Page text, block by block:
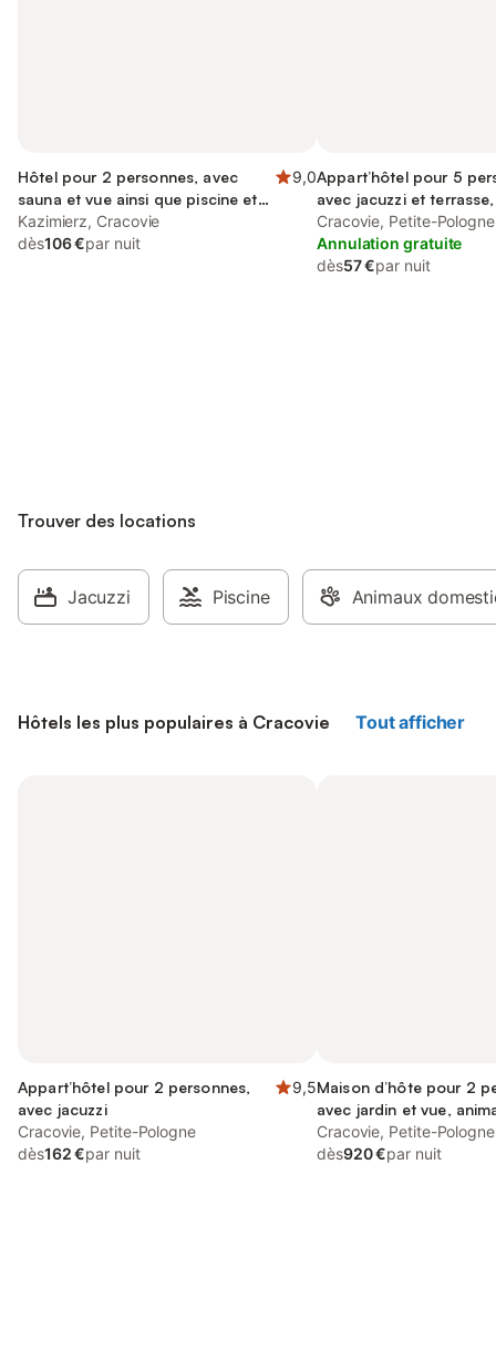
Hôtel pour 2 personnes, avec
sauna et vue ainsi que piscine et
terrasse
9,0
Kazimierz, Cracovie
dès106 €par nuit
Appart’hôtel pour 5
avec jacuzzi et
aux familles
Cracovie, Petite-Pologne
Annulation gratuite
dès57 €par nuit
Trouver des locations
Jacuzzi Piscine Animaux
Hôtels les plus populaires à Cracovie Tout afficher
Appart’hôtel pour 2 personnes,
avec jacuzzi
9,5
Cracovie, Petite-Pologne
dès162 €par nuit
Maison d’hôte pour 2
avec jardin et vue,
acceptés
Cracovie, Petite-Pologne
dès920 €par nuit